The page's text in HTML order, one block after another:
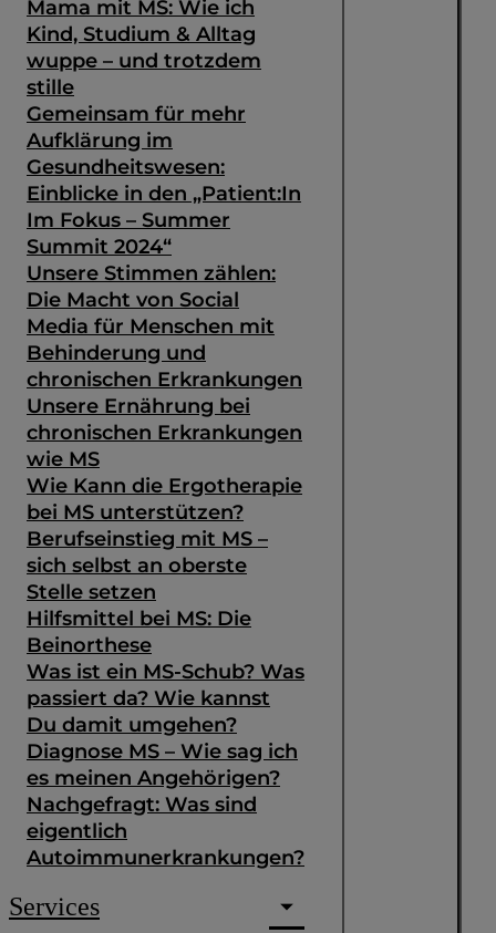
Mama mit MS: Wie ich
Kind, Studium & Alltag
wuppe – und trotzdem
stille
Gemeinsam für mehr
Aufklärung im
Gesundheitswesen:
Einblicke in den „Patient:In
Im Fokus – Summer
Summit 2024“
Unsere Stimmen zählen:
Die Macht von Social
Media für Menschen mit
Behinderung und
chronischen Erkrankungen
Unsere Ernährung bei
chronischen Erkrankungen
wie MS
Wie Kann die Ergotherapie
bei MS unterstützen?
Berufseinstieg mit MS –
sich selbst an oberste
Stelle setzen
Hilfsmittel bei MS: Die
Beinorthese
Was ist ein MS-Schub? Was
passiert da? Wie kannst
Du damit umgehen?
Diagnose MS – Wie sag ich
es meinen Angehörigen?
Nachgefragt: Was sind
eigentlich
Autoimmunerkrankungen?
Services